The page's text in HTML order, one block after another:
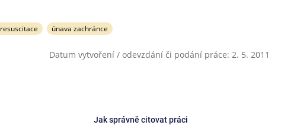
resuscitace únava zachránce
Datum vytvoření / odevzdání či podání práce: 2. 5. 2011
Jak správně citovat práci